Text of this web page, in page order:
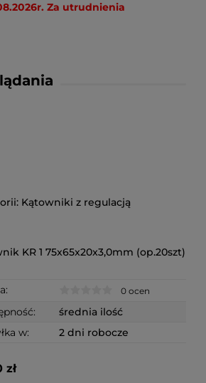
Za utrudnienia
Kątowniki z regulacją
KR 1 75x65x20x3,0mm (op.20szt)
0 ocen
średnia ilość
w:
2 dni robocze
zł